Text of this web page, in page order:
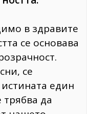
в здравите
се основава
се
един
трябва да